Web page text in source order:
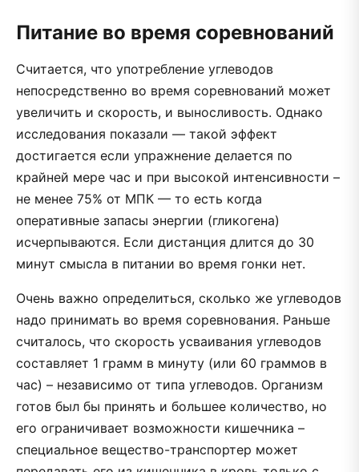
Питание во время соревнований
Считается, что употребление углеводов
непосредственно во время соревнований может
увеличить и скорость, и выносливость. Однако
исследования показали — такой эффект
достигается если упражнение делается по
крайней мере час и при высокой интенсивности –
не менее 75% от МПК — то есть когда
оперативные запасы энергии (гликогена)
исчерпываются. Если дистанция длится до 30
минут смысла в питании во время гонки нет.
Очень важно определиться, сколько же углеводов
надо принимать во время соревнования. Раньше
считалось, что скорость усваивания углеводов
составляет 1 грамм в минуту (или 60 граммов в
час) – независимо от типа углеводов. Организм
готов был бы принять и большее количество, но
его ограничивает возможности кишечника –
специальное вещество-транспортер может